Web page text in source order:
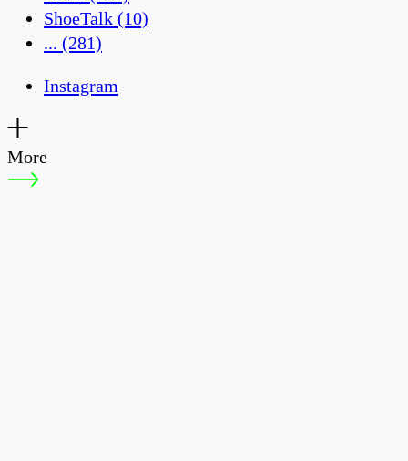
ShoeTalk (10)
... (281)
Instagram
More